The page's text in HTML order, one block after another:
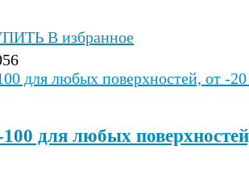
В избранное
для любых